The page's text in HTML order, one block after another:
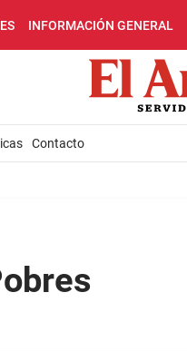
INFORMACIÓN GENERAL
Contacto